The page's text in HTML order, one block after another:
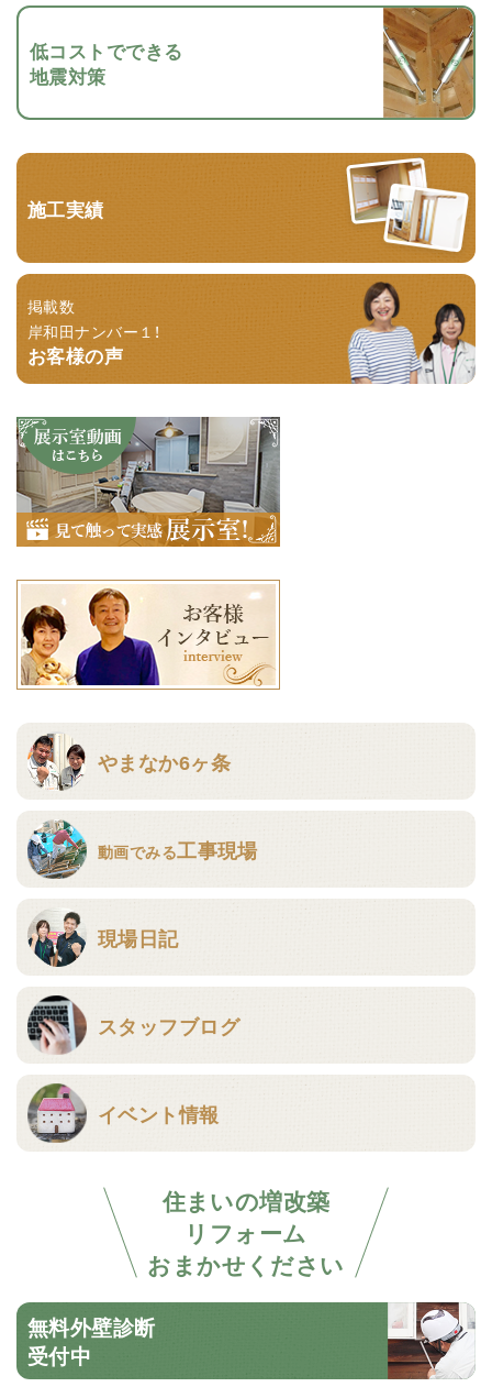
低コストでできる
地震対策
施工実績
掲載数
岸和田ナンバー１！
お客様の声
やまなか6ヶ条
動画でみる工事現場
現場日記
スタッフブログ
イベント情報
住まいの増改築
リフォーム
おまかせください
無料外壁診断
受付中